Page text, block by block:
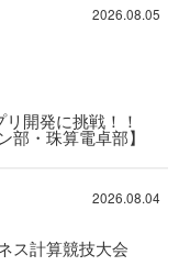
2026.08.05
開発に挑戦！！
部・珠算電卓部】
2026.08.04
ス計算競技大会